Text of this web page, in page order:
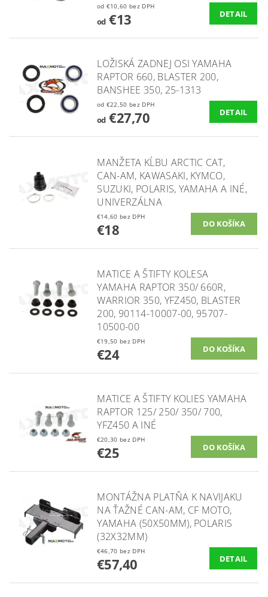
od €10,60 bez DPH
od€13 DETAIL
LOŽISKÁ ZADNEJ OSI YAMAHA
RAPTOR 660, BLASTER 200,
BANSHEE 350, 25-1313
od €22,50 bez DPH
od€27,70 DETAIL
MANŽETA KĹBU ARCTIC CAT,
CAN-AM, KAWASAKI, KYMCO,
SUZUKI, POLARIS, YAMAHA A INÉ,
UNIVERZÁLNA
€14,60 bez DPH
€18
MATICE A ŠTIFTY KOLESA
YAMAHA RAPTOR 350/ 660R,
WARRIOR 350, YFZ450, BLASTER
200, 90114-10007-00, 95707-
10500-00
€19,50 bez DPH
€24
MATICE A ŠTIFTY KOLIES YAMAHA
RAPTOR 125/ 250/ 350/ 700,
YFZ450 A INÉ
€20,30 bez DPH
€25
MONTÁŽNA PLATŇA K NAVIJAKU
NA ŤAŽNÉ CAN-AM, CF MOTO,
YAMAHA (50X50MM), POLARIS
(32X32MM)
€46,70 bez DPH
€57,40 DETAIL